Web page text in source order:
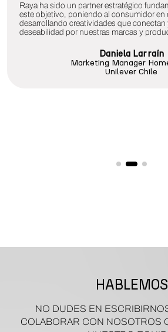
Raya ha sido un partner estratégico
este objetivo, poniendo al consumidor en
desarrollando creatividades que conectan
deseabilidad por nuestras marcas y
Daniela Larraín
Marketing Manager
Unilever Chile
HABLEMOS
NO DUDES EN
COLABORAR CON NOSOTROS